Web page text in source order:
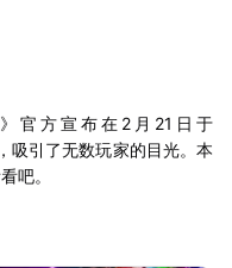
官方宣布在2月21日于
吸引了无数玩家的目光。本
吧。